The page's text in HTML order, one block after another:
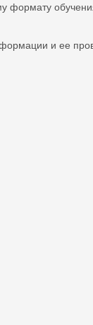
формату
и ее